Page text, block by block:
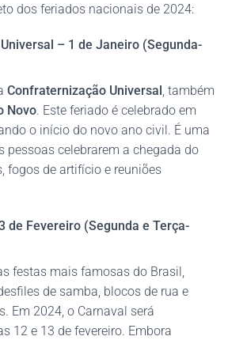
dos feriados nacionais de 2024:
– 1 de Janeiro (Segunda-
Confraternização Universal , também
Novo. Este feriado é celebrado em
o início do novo ano civil. É uma
pessoas celebrarem a chegada do
fogos de artifício e reuniões
de Fevereiro (Segunda e Terça-
festas mais famosas do Brasil,
de samba, blocos de rua e
Em 2024, o Carnaval será
12 e 13 de fevereiro. Embora